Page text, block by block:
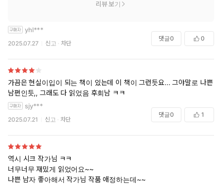
리뷰 보기
yhl***
2025.07.27 신고 차단
댓글0 0
가끔은 현실이입이 되는 책이 있는데 이 책이 그런듯요... 그야말로 나쁜
남편인듯,, 그래도 다 읽었음 후회남 ㅋㅋ
sjy***
2025.07.21 신고 차단
댓글0 1
역시 시크 작가님 ㅋㅋ
너무너무 재밌게 읽었어요~~
나쁜 남자 좋아해서 작가님 작품 애정하는데~~